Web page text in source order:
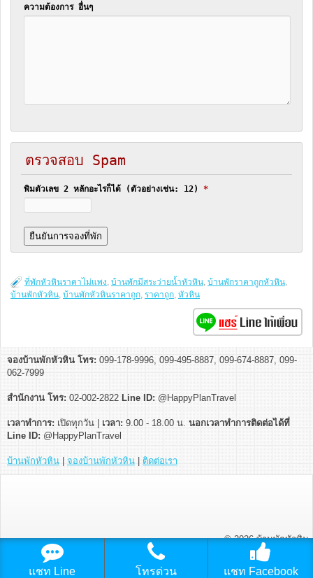
ความต้องการ อื่นๆ
ตรวจสอบ Spam
พิมตัวเลข 2 หลักอะไรก็ได้ (ตัวอย่างเช่น: 12) *
ที่พักหัวหินราคาไม่แพง, บ้านพักมีสระว่ายน้ำหัวหิน, บ้านพักราคาถูกหัวหิน,
บ้านพักหัวหิน, บ้านพักหัวหินราคาถูก, ราคาถูก, หัวหิน
จองบ้านพักหัวหิน โทร: 099-178-9996, 099-495-8887, 099-674-8887, 099-
062-7999
สำนักงาน โทร: 02-002-2822 Line ID: @HappyPlanTravel
เวลาทำการ: เปิดทุกวัน | เวลา: 9.00 - 18.00 น. นอกเวลาทำการติดต่อได้ที่
Line ID: @HappyPlanTravel
บ้านพักหัวหิน จองบ้านพักหัวหิน ติดต่อเรา
© 2026บ้านพักหัวหิน
แชท Line โทรด่วน แชท Facebook